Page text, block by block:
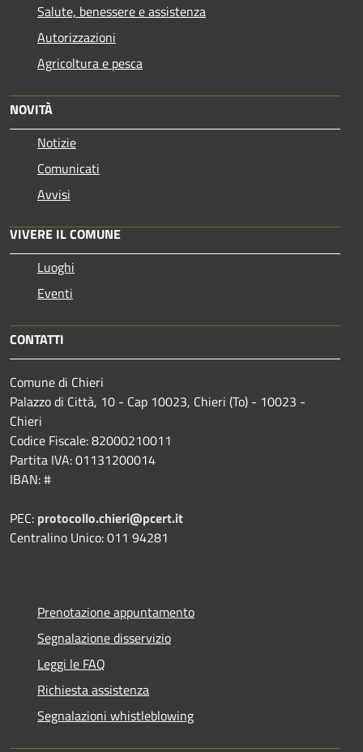
Salute, benessere e assistenza
Autorizzazioni
Agricoltura e pesca
NOVITÀ
Notizie
Comunicati
Avvisi
VIVERE IL COMUNE
Luoghi
Eventi
CONTATTI
Comune di Chieri
Palazzo di Città, 10 - Cap 10023, Chieri (To) - 10023 -
Chieri
Codice Fiscale: 82000210011
Partita IVA: 01131200014
IBAN: #
PEC: protocollo.chieri@pcert.it
Centralino Unico: 011 94281
Prenotazione appuntamento
Segnalazione disservizio
Leggi le FAQ
Richiesta assistenza
Segnalazioni whistleblowing